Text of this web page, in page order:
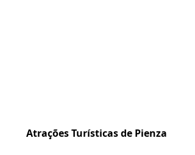
Atrações Turísticas de Pienza